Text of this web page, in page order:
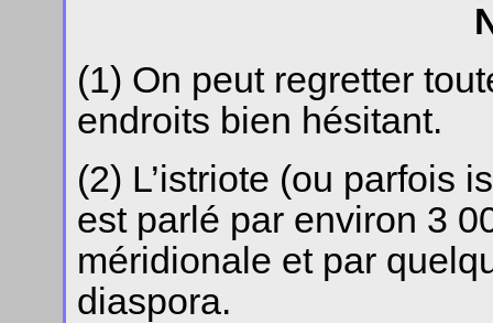
(1) On peut regretter
endroits bien hésitant.
(2) L’istriote (ou parfois
est parlé par environ 3
méridionale et par
diaspora.